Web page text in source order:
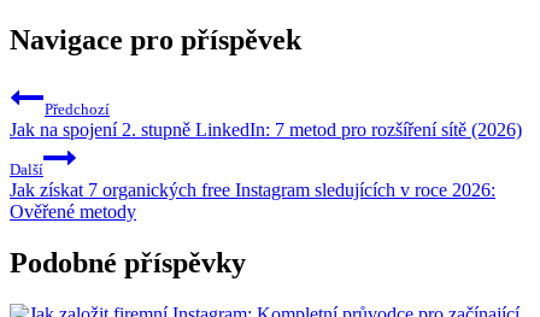
Navigace pro příspěvek
Předchozí
Jak na spojení 2. stupně LinkedIn: 7 metod pro rozšíření sítě (2026)
Další
Jak získat 7 organických free Instagram sledujících v roce 2026:
Ověřené metody
Podobné příspěvky